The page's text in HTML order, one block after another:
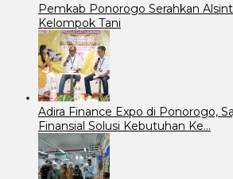
Pemkab Ponorogo Serahkan
Kelompok Tani
Adira Finance Expo di Ponorogo,
Finansial Solusi Kebutuhan Ke…